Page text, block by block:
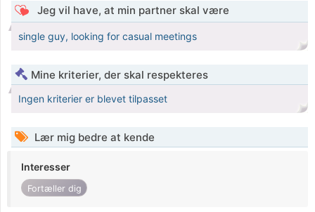
Jeg vil have, at min partner skal være
single guy, looking for casual meetings
Mine kriterier, der skal respekteres
Ingen kriterier er blevet tilpasset
Lær mig bedre at kende
Interesser
Fortæller dig